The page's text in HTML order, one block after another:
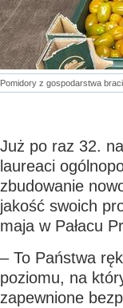
Pomidory z gospodarstwa
Już po raz 32.
laureaci
zbudowanie
jakość swoich
maja w Pałacu
– To Państwa
poziomu, na
zapewnione